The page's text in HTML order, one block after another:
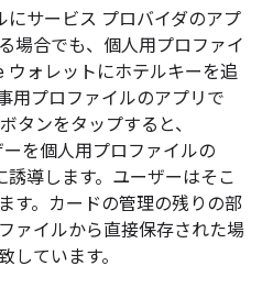
にサービス プロバイダのアプ
場合でも、個人用プロファイ
ウォレットにホテルキーを追
用プロファイルのアプリで
タンをタップすると、
を個人用プロファイルの
導します。ユーザーはそこ
す。カードの管理の残りの部
ァイルから直接保存された場
しています。